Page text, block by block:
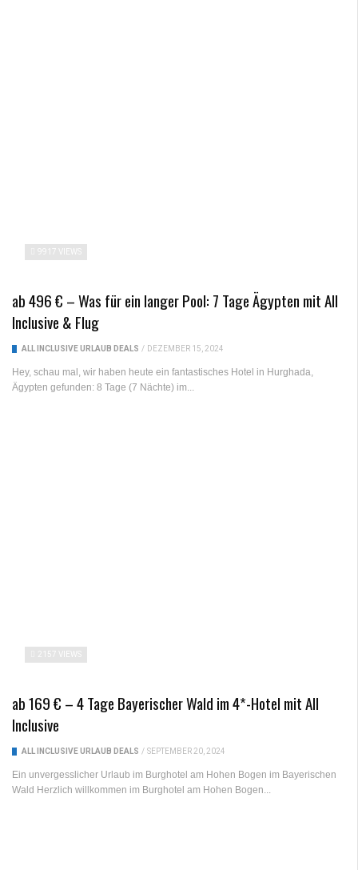
9917 VIEWS
ab 496 € – Was für ein langer Pool: 7 Tage Ägypten mit All
Inclusive & Flug
ALL INCLUSIVE URLAUB DEALS / DEZEMBER 15, 2024
Hey, schau mal, wir haben heute ein fantastisches Hotel in Hurghada,
Ägypten gefunden: 8 Tage (7 Nächte) im...
2157 VIEWS
ab 169 € – 4 Tage Bayerischer Wald im 4*-Hotel mit All
Inclusive
ALL INCLUSIVE URLAUB DEALS / SEPTEMBER 20, 2024
Ein unvergesslicher Urlaub im Burghotel am Hohen Bogen im Bayerischen
Wald Herzlich willkommen im Burghotel am Hohen Bogen...